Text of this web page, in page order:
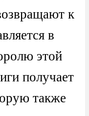
к
в
этой
получает
также